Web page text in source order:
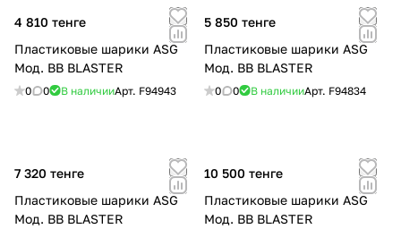
4 810 тенге
Пластиковые шарики ASG
Мод. BB BLASTER
0 0 В наличииАрт. F94943
5 850 тенге
Пластиковые шарики ASG
Мод. BB BLASTER
0 0 В наличииАрт. F94834
7 320 тенге
Пластиковые шарики ASG
Мод. BB BLASTER
10 500 тенге
Пластиковые шарики ASG
Мод. BB BLASTER